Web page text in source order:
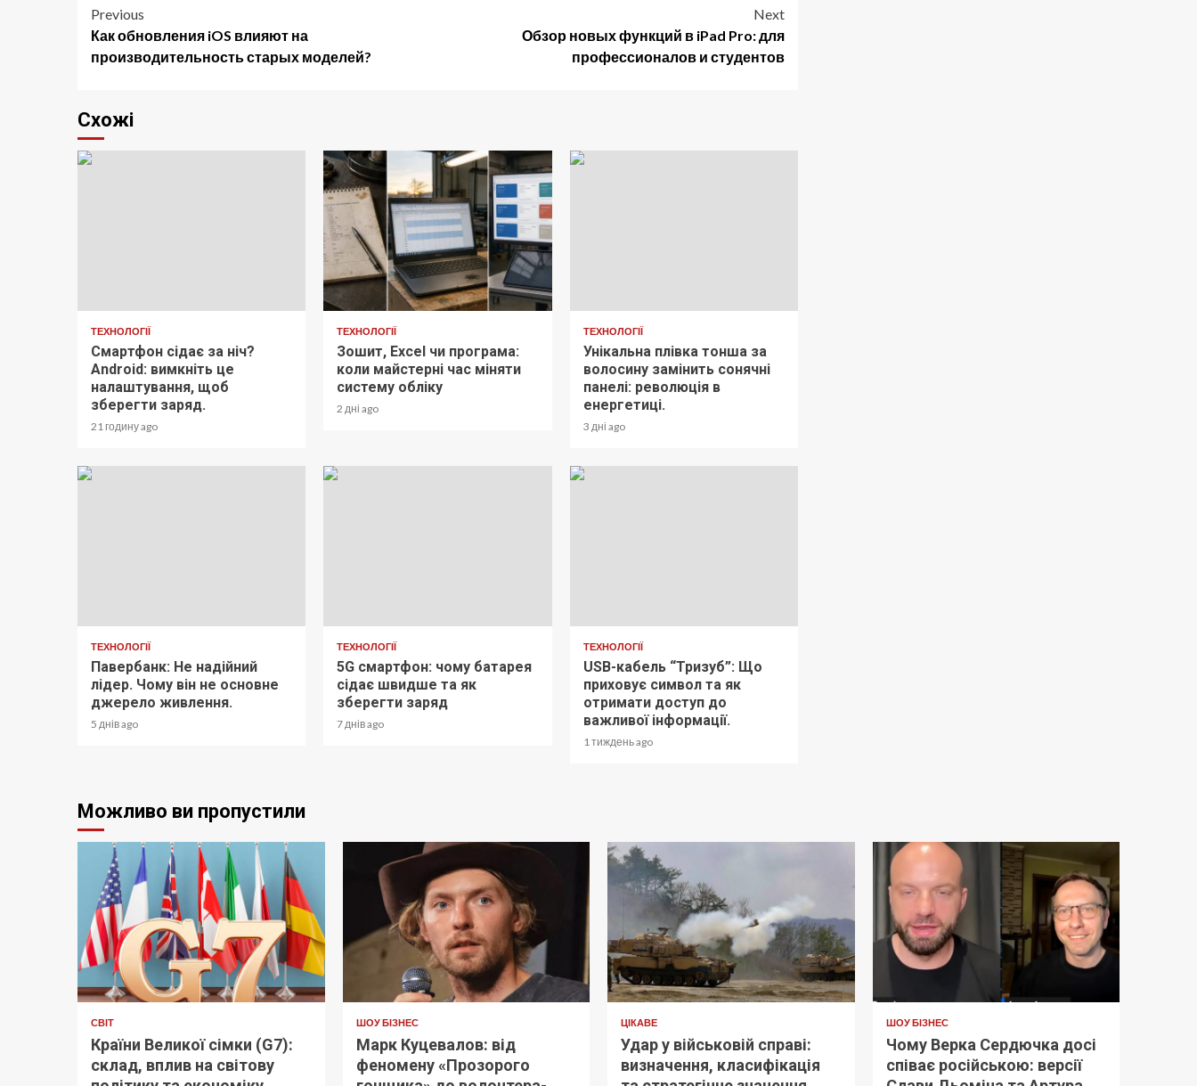
Post
navigation
Previous
Как обновления iOS влияют на
производительность старых моделей?
Next
Обзор новых функций в iPad Pro: для
профессионалов и студентов
Схожі
ТЕХНОЛОГІЇ
Смартфон сідає за ніч?
Android: вимкніть це
налаштування, щоб
зберегти заряд.
21 годину ago
ТЕХНОЛОГІЇ
Зошит, Excel чи програма:
коли майстерні час міняти
систему обліку
2 дні ago
ТЕХНОЛОГІЇ
Унікальна плівка тонша за
волосину замінить сонячні
панелі: революція в
енергетиці.
3 дні ago
ТЕХНОЛОГІЇ
Павербанк: Не надійний
лідер. Чому він не основне
джерело живлення.
5 днів ago
ТЕХНОЛОГІЇ
5G смартфон: чому батарея
сідає швидше та як
зберегти заряд
7 днів ago
ТЕХНОЛОГІЇ
USB-кабель “Тризуб”: Що
приховує символ та як
отримати доступ до
важливої інформації.
1 тиждень ago
Можливо ви пропустили
СВІТ
Країни Великої сімки (G7):
склад, вплив на світову
ШОУ БІЗНЕС
Марк Куцевалов: від
феномену «Прозорого
ЦІКАВЕ
Удар у військовій справі:
визначення, класифікація
ШОУ БІЗНЕС
Чому Верка Сердючка досі
співає російською: версії